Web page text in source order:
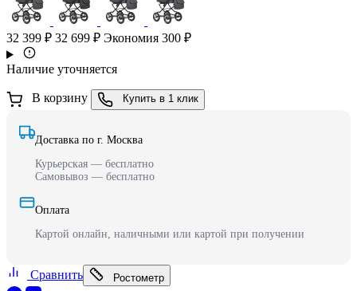
32 399 ₽ 32 699 ₽ Экономия 300 ₽
Наличие уточняется
В корзину Купить в 1 клик
Доставка по г. Москва
Курьерская — бесплатно
Самовывоз — бесплатно
Оплата
Картой онлайн, наличными или картой при получении
Сравнить Ростометр